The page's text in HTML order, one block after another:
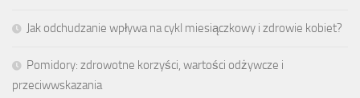
Jak odchudzanie wpływa na cykl miesiączkowy i zdrowie kobiet?
Pomidory: zdrowotne korzyści, wartości odżywcze i
przeciwwskazania